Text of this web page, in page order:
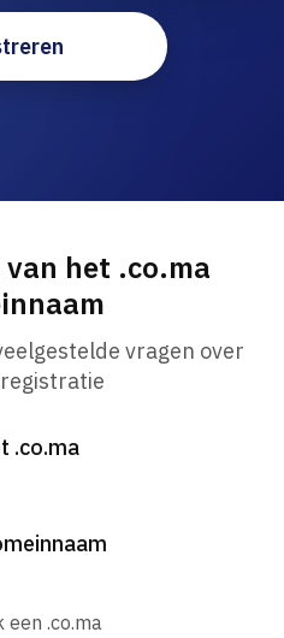
het .co.ma
vragen over
.co.ma
.co.ma